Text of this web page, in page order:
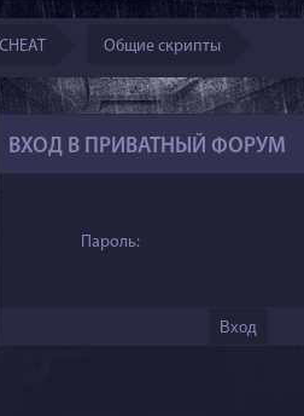
Общие скрипты
ВХОД В ПРИВАТНЫЙ ФОРУМ
Пароль: